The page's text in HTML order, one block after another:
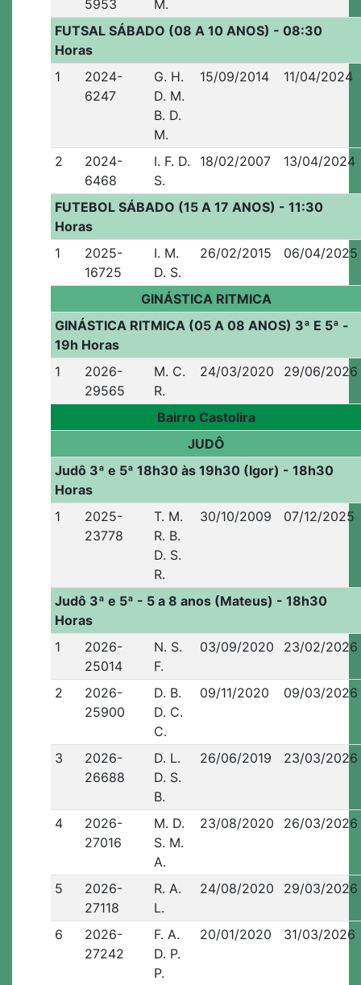
5953
M.
FUTSAL SÁBADO (08 A 10 ANOS) - 08:30
Horas
1
2024-
6247
G. H.
D. M.
B. D.
M.
15/09/2014 11/04/2024
2
2024-
6468
I. F. D.
S.
18/02/2007 13/04/2024
FUTEBOL SÁBADO (15 A 17 ANOS) - 11:30
Horas
1
2025-
16725
I. M.
D. S.
26/02/2015 06/04/2025
GINÁSTICA RITMICA
GINÁSTICA RITMICA (05 A 08 ANOS) 3ª E 5ª -
19h Horas
1
2026-
29565
M. C.
R.
24/03/2020 29/06/2026
Bairro Castolira
JUDÔ
Judô 3ª e 5ª 18h30 às 19h30 (Igor) - 18h30
Horas
1
2025-
23778
T. M.
R. B.
D. S.
R.
30/10/2009 07/12/2025
Judô 3ª e 5ª - 5 a 8 anos (Mateus) - 18h30
Horas
1
2026-
25014
N. S.
F.
03/09/2020 23/02/2026
2
2026-
25900
D. B.
D. C.
C.
09/11/2020 09/03/2026
3
2026-
26688
D. L.
D. S.
B.
26/06/2019 23/03/2026
4
2026-
27016
M. D.
S. M.
A.
23/08/2020 26/03/2026
5
2026-
27118
R. A.
L.
24/08/2020 29/03/2026
6
2026-
27242
F. A.
D. P.
P.
20/01/2020 31/03/2026